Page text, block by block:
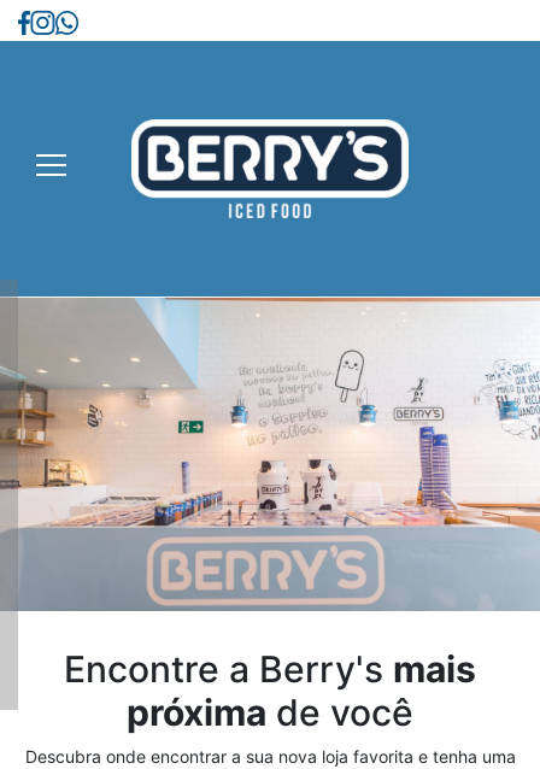
Encontre a Berry's mais
próxima de você
Descubra onde encontrar a sua nova loja favorita e tenha uma